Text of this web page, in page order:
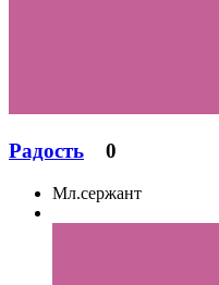
Радость 0
Мл.сержант